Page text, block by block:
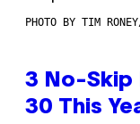
PHOTO BY TIM
3 No-Skip
30 This